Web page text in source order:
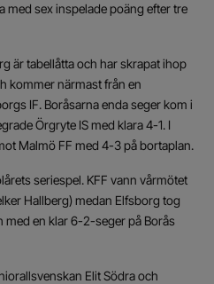
med sex inspelade poäng efter tre
är tabellåtta och har skrapat ihop
kommer närmast från en
IF. Boråsarna enda seger kom i
Örgryte IS med klara 4-1. I
Malmö FF med 4-3 på bortaplan.
seriespel. KFF vann vårmötet
Hallberg) medan Elfsborg tog
med en klar 6-2-seger på Borås
Elit Södra och